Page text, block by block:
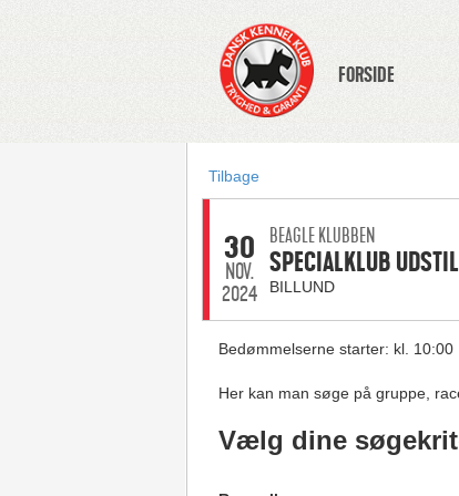
FORSIDE
Tilbage
30
NOV.
2024
BEAGLE KLUBBEN
SPECIALKLUB
BILLUND
Bedømmelserne starter: kl. 10:00
Her kan man søge på gruppe,
Vælg dine